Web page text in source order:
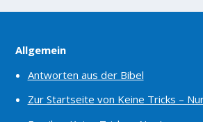
Allgemein
Antworten aus der Bibel
Zur Startseite von Keine Tricks –